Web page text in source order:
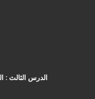
الدرس الثالث :